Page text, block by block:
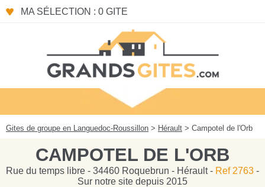
MA SÉLECTION : 0 GITE
Gites de groupe en Languedoc-Roussillon > Hérault > Campotel de l'Orb
CAMPOTEL DE L'ORB
Rue du temps libre - 34460 Roquebrun - Hérault - Ref 2763 -
Sur notre site depuis 2015
Panneau de gestion des cookies